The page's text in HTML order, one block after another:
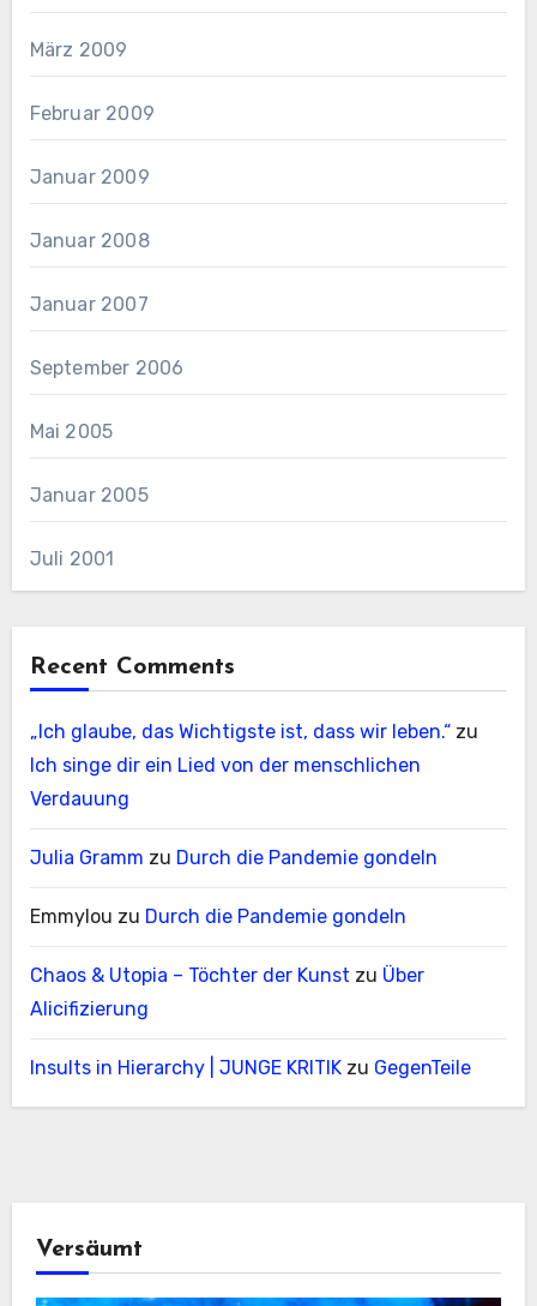
März 2009
Februar 2009
Januar 2009
Januar 2008
Januar 2007
September 2006
Mai 2005
Januar 2005
Juli 2001
Recent Comments
„Ich glaube, das Wichtigste ist, dass wir leben.“zu
Ich singe dir ein Lied von der menschlichen
Verdauung
Julia Gramm zu Durch die Pandemie gondeln
Emmylou zu Durch die Pandemie gondeln
Chaos & Utopia – Töchter der Kunst zu Über
Alicifizierung
Insults in Hierarchy | JUNGE KRITIKzu GegenTeile
Versäumt